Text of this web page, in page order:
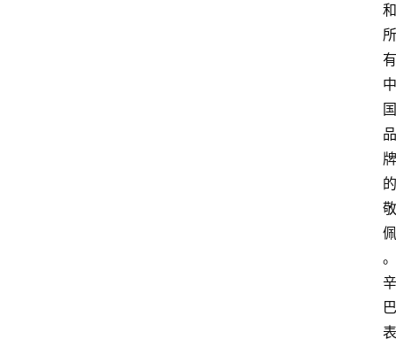
和
所
有
中
国
品
牌
的
敬
佩
。
辛
巴
表